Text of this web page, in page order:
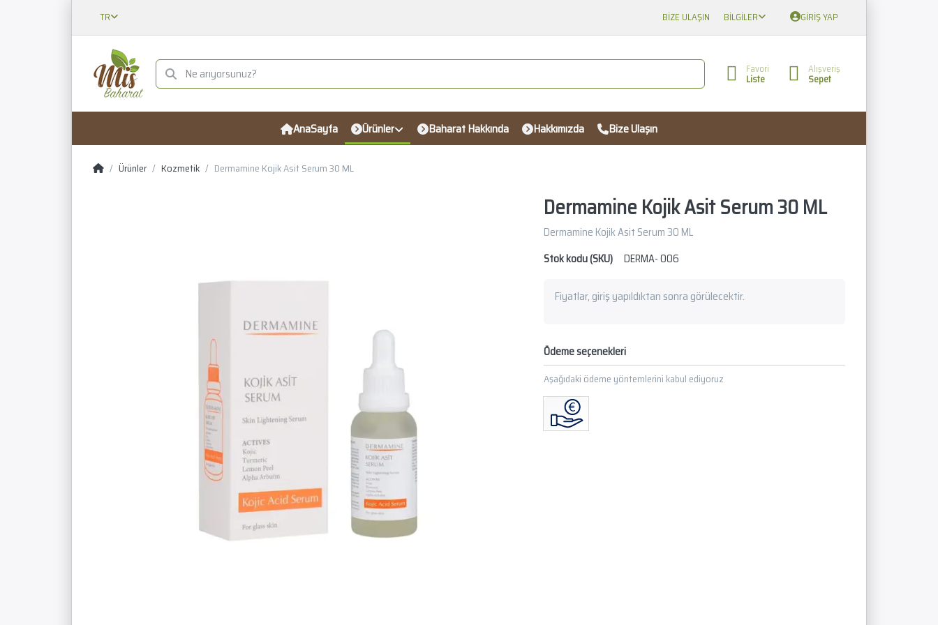
TR BIZE ULAŞIN BILGILER GIRIŞ YAP
Favori
Liste
Alışveriş
Sepet
AnaSayfa Ürünler Baharat Hakkında Hakkımızda Bize Ulaşın
Ürünler Kozmetik Dermamine Kojik Asit Serum 30 ML
Dermamine Kojik Asit Serum 30 ML
Dermamine Kojik Asit Serum 30 ML
Stok kodu (SKU)
DERMA- 006
Fiyatlar, giriş yapıldıktan sonra görülecektir.
Ödeme seçenekleri
Aşağıdaki ödeme yöntemlerini kabul ediyoruz